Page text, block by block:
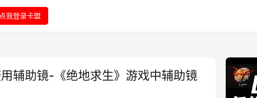
点我登录卡盟
辅助镜-《绝地求生》游戏中辅助镜